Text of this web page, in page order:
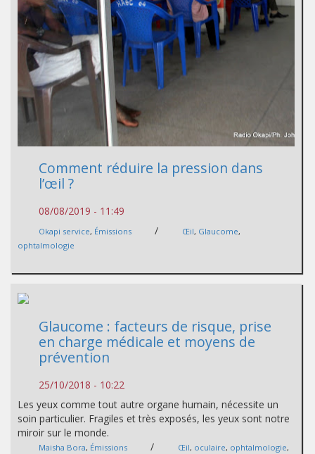
Comment réduire la pression dans
l’œil ?
08/08/2019 - 11:49
Okapi service, Émissions / Œil, Glaucome,
ophtalmologie
Glaucome : facteurs de risque, prise
en charge médicale et moyens de
prévention
25/10/2018 - 10:22
Les yeux comme tout autre organe humain, nécessite un
soin particulier. Fragiles et très exposés, les yeux sont notre
miroir sur le monde.
Maisha Bora, Émissions / Œil, oculaire, ophtalmologie,